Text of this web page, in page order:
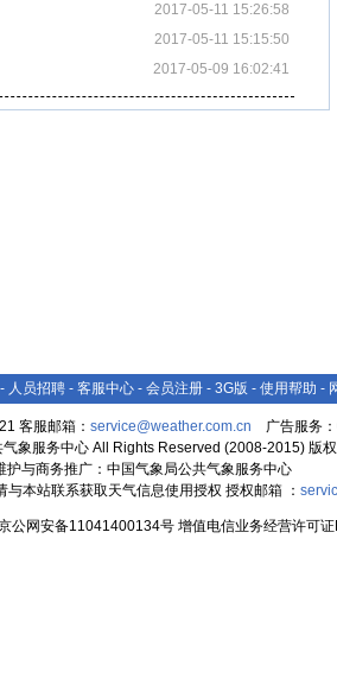
2017-05-11 15:26:58
2017-05-11 15:15:50
2017-05-09 16:02:41
- 人员招聘 - 客服中心 - 会员注册 - 3G版 - 使用帮助 -
客服邮箱： service@weather.com.cn 广告服务
象服务中心 All Rights Reserved (2008-2015) 版
护与商务推广：中国气象局公共气象服务中心
本站联系获取天气信息使用授权 授权邮箱 ：
公网安备11041400134号 增值电信业务经营许可